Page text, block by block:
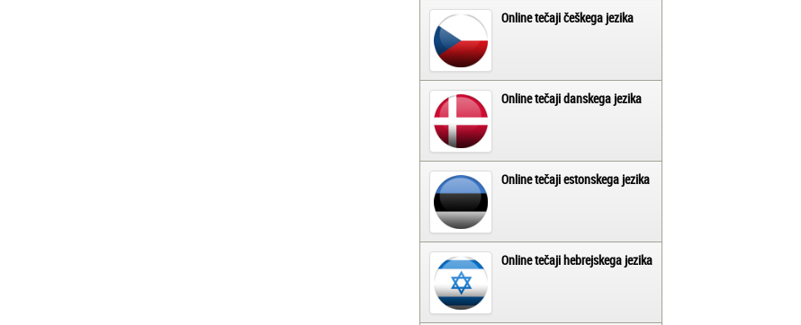
Online tečaji češkega jezika
Online tečaji danskega jezika
Online tečaji estonskega jezika
Online tečaji hebrejskega jezika